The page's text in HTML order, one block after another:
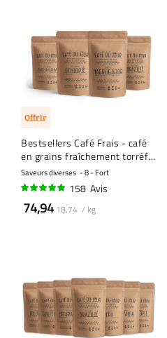
Offrir
Bestsellers Café Frais - café
en grains fraîchement torréfié
- 4 x 1 kilo
Saveurs diverses 8 - Fort
95%
158 Avis
74,94 18,74 / kg